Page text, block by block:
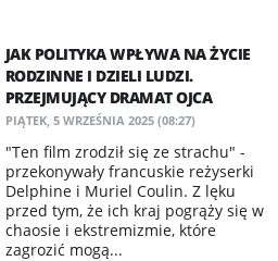
JAK POLITYKA WPŁYWA NA ŻYCIE
RODZINNE I DZIELI LUDZI.
PRZEJMUJĄCY DRAMAT OJCA
PIĄTEK, 5 WRZEŚNIA 2025 (08:27)
"Ten film zrodził się ze strachu" -
przekonywały francuskie reżyserki
Delphine i Muriel Coulin. Z lęku
przed tym, że ich kraj pogrąży się w
chaosie i ekstremizmie, które
zagrozić mogą...